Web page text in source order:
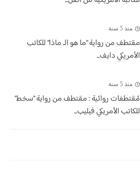
منذ 5 سنة
مقتطف من رواية "ما هو الـ ماذا" للكاتب
الأمريكي دايف...
منذ 5 سنة
مُقتطفات روائية : مقتطف من رواية "سخط"
للكاتب الأمريكي فيليب...